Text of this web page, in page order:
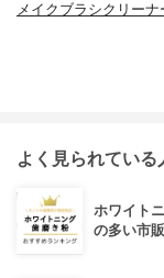
メイクブラシクリーナ
よく見られてい
ホワイト
の多い市